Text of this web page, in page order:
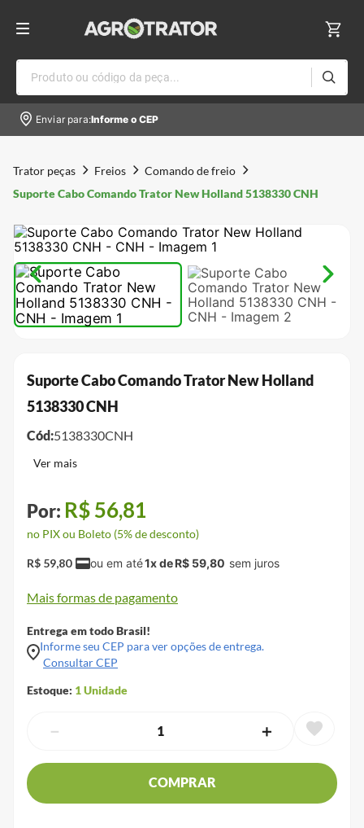
Produto ou código da peça...
Enviar para:Informe o CEP
Trator peças Freios
Comando de freio
Suporte Cabo Comando Trator New Holland 5138330 CNH
Suporte Cabo Comando Trator New Holland
5138330 CNH
Cód:5138330CNH
R$56,81
no PIX ou Boleto (5% de desconto)
R$ 59,80 1x deR$ 59,80
Mais formas de pagamento
Entrega em todo Brasil!
Informe seu CEP para ver opções de entrega.
Consultar CEP
Estoque: 1Unidade
＋
－
COMPRAR